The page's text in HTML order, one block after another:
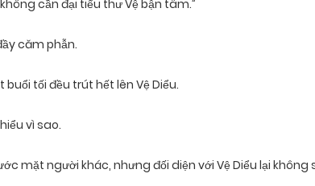
cần đại tiểu thư Vệ bận tâm.”
căm phẫn.
tối đều trút hết lên Vệ Diểu.
vì sao.
mặt người khác, nhưng đối diện với Vệ Diểu lại không